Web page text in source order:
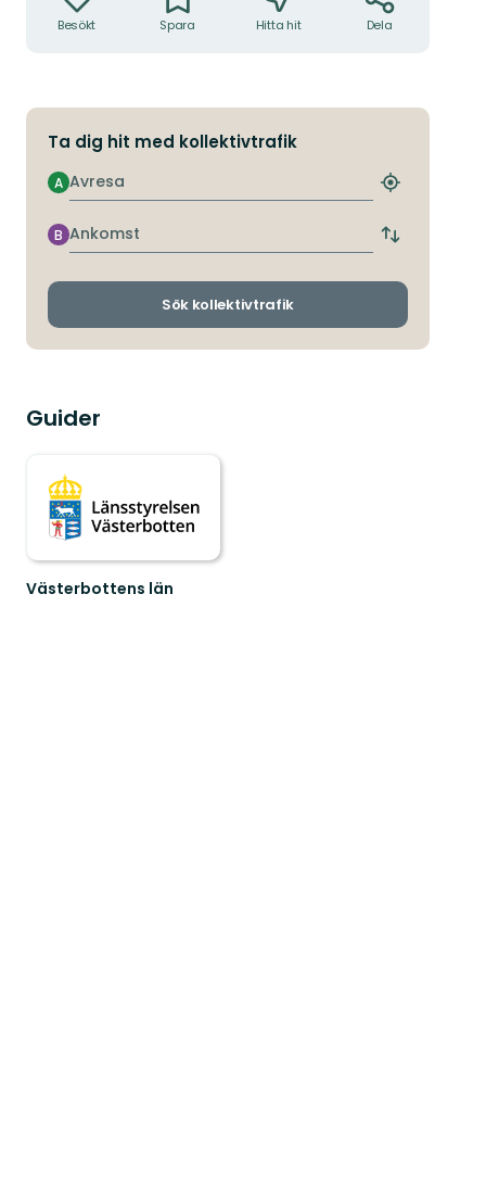
Besökt Spara Hitta hit Dela
Ta dig hit med kollektivtrafik
Avresa
A
Hitta
hållplats
Ankomst
B
Byt
och
Sök kollektivtrafik
Guider
Västerbottens län